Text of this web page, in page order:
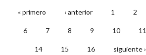
PÁGINAS
« primero ‹ anterior 1 2
6 7 8 9 10 11
14 15 16 siguiente ›